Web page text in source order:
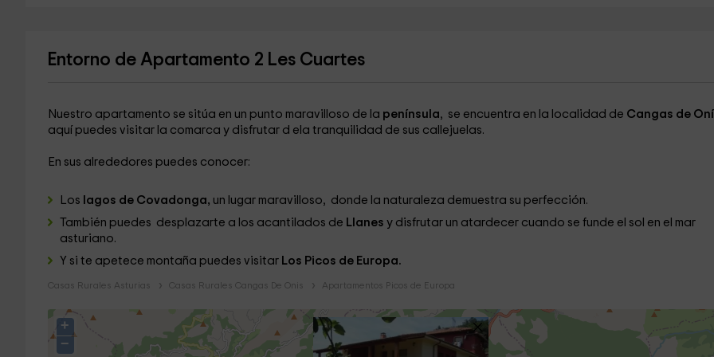
Entorno de Apartamento 2 Les Cuartes
Nuestro apartamento se sitúa en un punto maravilloso de la península, se encuentra en la localidad de Cangas de
aquí puedes visitar la comarca y disfrutar d ela tranquilidad de sus callejuelas.
En sus alrededores puedes conocer:
Los lagos de Covadonga, un lugar maravilloso, donde la naturaleza demuestra su perfección.
También puedes desplazarte a los acantilados de Llanes y disfrutar un atardecer cuando se funde el sol en el mar
asturiano.
Y si te apetece montaña puedes visitar Los Picos de Europa.
Casas Rurales Asturias Casas Rurales Cangas De Onis Apartamentos Picos de Europa
+
−